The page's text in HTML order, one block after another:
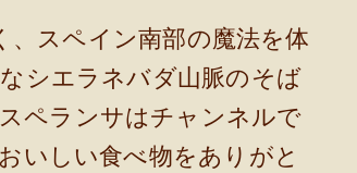
、スペイン南部の魔法を体
シエラネバダ山脈のそば
ペランサはチャンネルで
いしい食べ物をありがと